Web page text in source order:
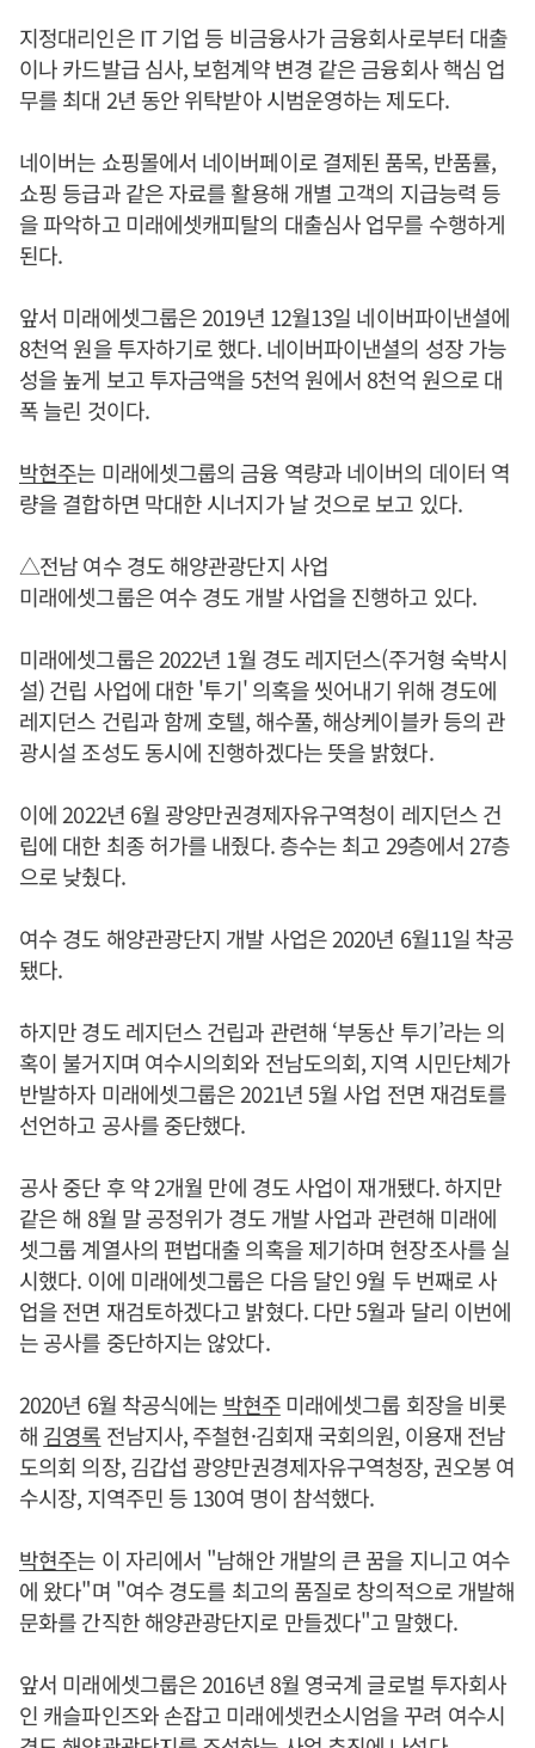
지정대리인은 IT 기업 등 비금융사가 금융회사로부터 대출
이나 카드발급 심사, 보험계약 변경 같은 금융회사 핵심 업
무를 최대 2년 동안 위탁받아 시범운영하는 제도다.
네이버는 쇼핑몰에서 네이버페이로 결제된 품목, 반품률,
쇼핑 등급과 같은 자료를 활용해 개별 고객의 지급능력 등
을 파악하고 미래에셋캐피탈의 대출심사 업무를 수행하게
된다.
앞서 미래에셋그룹은 2019년 12월13일 네이버파이낸셜에
8천억 원을 투자하기로 했다. 네이버파이낸셜의 성장 가능
성을 높게 보고 투자금액을 5천억 원에서 8천억 원으로 대
폭 늘린 것이다.
박현주는 미래에셋그룹의 금융 역량과 네이버의 데이터 역
량을 결합하면 막대한 시너지가 날 것으로 보고 있다.
△전남 여수 경도 해양관광단지 사업
미래에셋그룹은 여수 경도 개발 사업을 진행하고 있다.
미래에셋그룹은 2022년 1월 경도 레지던스(주거형 숙박시
설) 건립 사업에 대한 '투기' 의혹을 씻어내기 위해 경도에
레지던스 건립과 함께 호텔, 해수풀, 해상케이블카 등의 관
광시설 조성도 동시에 진행하겠다는 뜻을 밝혔다.
이에 2022년 6월 광양만권경제자유구역청이 레지던스 건
립에 대한 최종 허가를 내줬다. 층수는 최고 29층에서 27층
으로 낮췄다.
여수 경도 해양관광단지 개발 사업은 2020년 6월11일 착공
됐다.
하지만 경도 레지던스 건립과 관련해 ‘부동산 투기’라는 의
혹이 불거지며 여수시의회와 전남도의회, 지역 시민단체가
반발하자 미래에셋그룹은 2021년 5월 사업 전면 재검토를
선언하고 공사를 중단했다.
공사 중단 후 약 2개월 만에 경도 사업이 재개됐다. 하지만
같은 해 8월 말 공정위가 경도 개발 사업과 관련해 미래에
셋그룹 계열사의 편법대출 의혹을 제기하며 현장조사를 실
시했다. 이에 미래에셋그룹은 다음 달인 9월 두 번째로 사
업을 전면 재검토하겠다고 밝혔다. 다만 5월과 달리 이번에
는 공사를 중단하지는 않았다.
2020년 6월 착공식에는 박현주미래에셋그룹 회장을 비롯
해 김영록 전남지사, 주철현·김회재 국회의원, 이용재 전남
도의회 의장, 김갑섭 광양만권경제자유구역청장, 권오봉 여
수시장, 지역주민 등 130여 명이 참석했다.
박현주는 이 자리에서 "남해안 개발의 큰 꿈을 지니고 여수
에 왔다"며 "여수 경도를 최고의 품질로 창의적으로 개발해
문화를 간직한 해양관광단지로 만들겠다"고 말했다.
앞서 미래에셋그룹은 2016년 8월 영국계 글로벌 투자회사
인 캐슬파인즈와 손잡고 미래에셋컨소시엄을 꾸려 여수시